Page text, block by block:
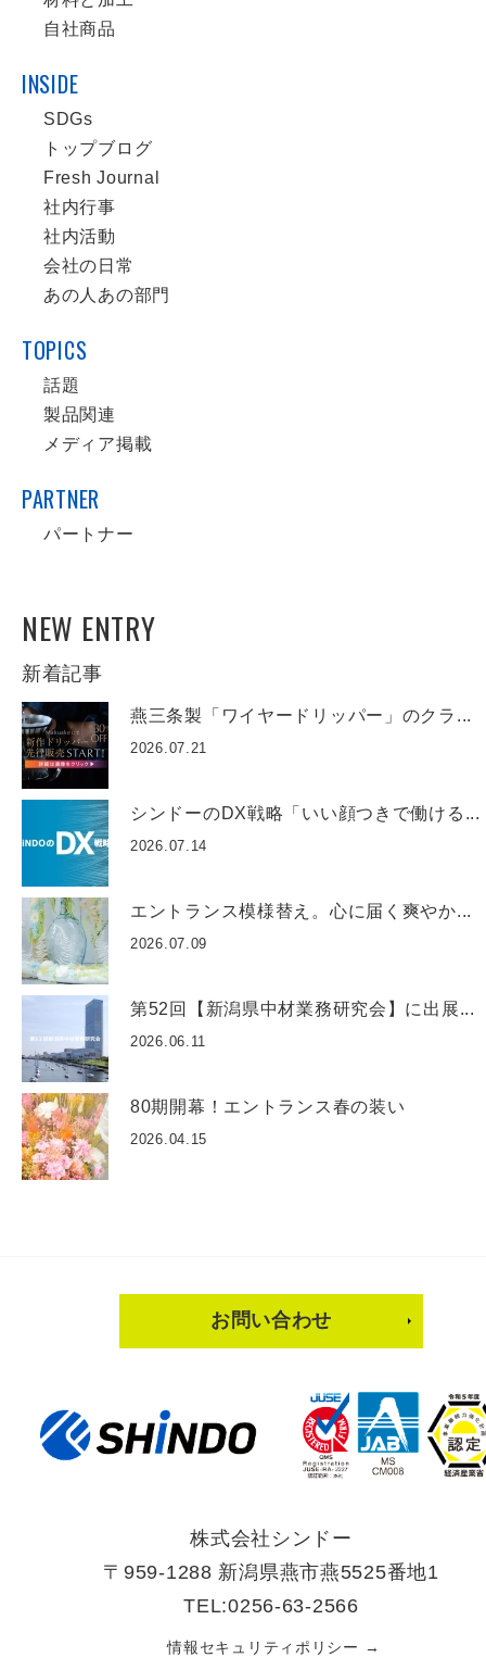
自社商品
INSIDE
SDGs
トップブログ
Fresh Journal
社内行事
社内活動
会社の日常
あの人あの部門
TOPICS
話題
製品関連
メディア掲載
PARTNER
パートナー
NEW ENTRY
新着記事
燕三条製「ワイヤードリッパー」のクラ...
2026.07.21
シンドーのDX戦略「いい顔つきで働ける...
2026.07.14
エントランス模様替え。心に届く爽やか...
2026.07.09
第52回【新潟県中材業務研究会】に出展...
2026.06.11
80期開幕！エントランス春の装い
2026.04.15
株式会社シンドー
〒959-1288 新潟県燕市燕5525番地1
TEL:0256-63-2566
情報セキュリティポリシー →
お問い合わせ